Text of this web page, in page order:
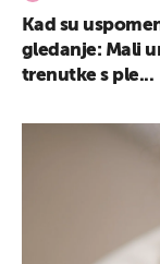
Kad su
gledanje: Mali
trenutke s ple...